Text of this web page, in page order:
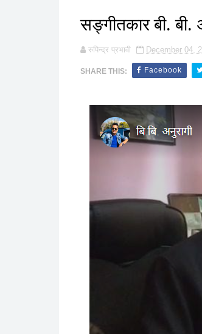
सङ्गीतकार बी. बी.
रुपिन्द्र प्रभावी December 04,
SHARE THIS: Facebook